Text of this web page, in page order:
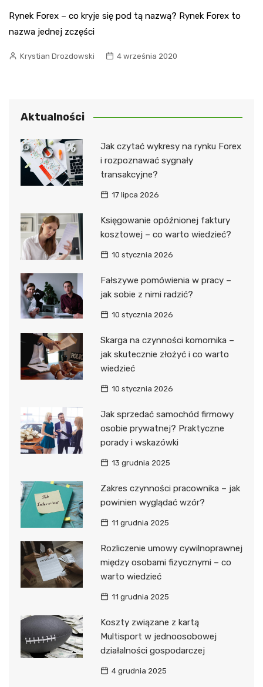
Rynek Forex – co kryje się pod tą nazwą? Rynek Forex to
nazwa jednej zczęści
Krystian Drozdowski 4 września 2020
Aktualności
Jak czytać wykresy na rynku Forex
i rozpoznawać sygnały
transakcyjne?
17 lipca 2026
Księgowanie opóźnionej faktury
kosztowej – co warto wiedzieć?
10 stycznia 2026
Fałszywe pomówienia w pracy –
jak sobie z nimi radzić?
10 stycznia 2026
Skarga na czynności komornika –
jak skutecznie złożyć i co warto
wiedzieć
10 stycznia 2026
Jak sprzedać samochód firmowy
osobie prywatnej? Praktyczne
porady i wskazówki
13 grudnia 2025
Zakres czynności pracownika – jak
powinien wyglądać wzór?
11 grudnia 2025
Rozliczenie umowy cywilnoprawnej
między osobami fizycznymi – co
warto wiedzieć
11 grudnia 2025
Koszty związane z kartą
Multisport w jednoosobowej
działalności gospodarczej
4 grudnia 2025